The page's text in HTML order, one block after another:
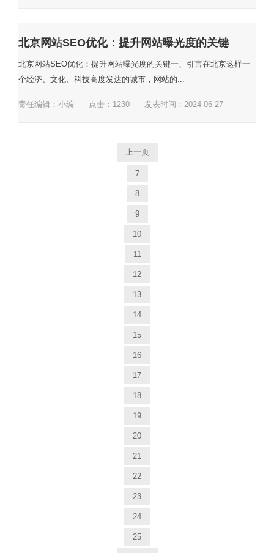
北京网站SEO优化：提升网站曝光度的关键
北京网站SEO优化：提升网站曝光度的关键一、引言在北京这样一
个经济、文化、科技高度发达的城市，网站的...
责任编辑：小编 点击： 1230 发表时间：2024-06-27
上一页
7
8
9
10
11
12
13
14
15
16
17
18
19
20
21
22
23
24
25